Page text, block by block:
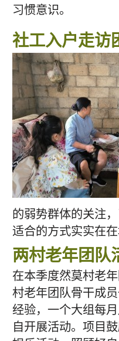
习惯意识。
社工入户走访
的弱势群体的关注
适合的方式实实在在
两村老年团队
在本季度然莫村老
村老年团队骨干成
经验，一个大组每
自开展活动。项目